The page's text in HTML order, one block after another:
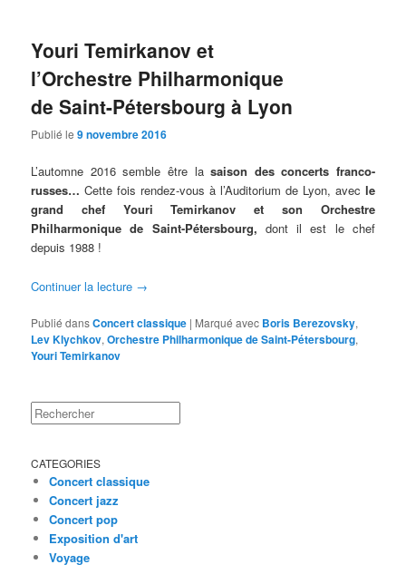
Youri Temirkanov et
l’Orchestre Philharmonique
de Saint-Pétersbourg à Lyon
Publié le9 novembre 2016
L’automne 2016 semble être lasaison des concerts franco-
russes…Cette fois rendez-vous à l’Auditorium de Lyon, avec le
grand chef Youri Temirkanov et son Orchestre
Philharmonique de Saint-Pétersbourg, dont il est le chef
depuis 1988 !
Continuer la lecture →
Publié dansConcert classique | Marqué avec Boris Berezovsky,
Lev Klychkov,Orchestre Philharmonique de Saint-Pétersbourg,
Youri Temirkanov
Rechercher
CATEGORIES
Concert classique
Concert jazz
Concert pop
Exposition d'art
Voyage